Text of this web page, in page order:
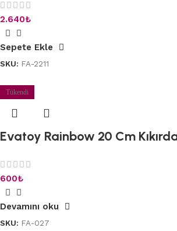
2.640₺
Sepete Ekle
SKU: FA-2211
Tükendi
Evatoy Rainbow 20 Cm
600₺
Devamını oku
SKU: FA-027